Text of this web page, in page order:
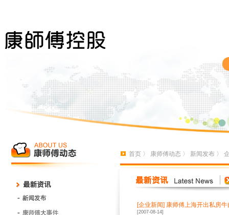
首页 〉 康师傅动态 〉 新闻发布 〉
[企业新闻] 康师傅上海开出私房
[2007-08-14]